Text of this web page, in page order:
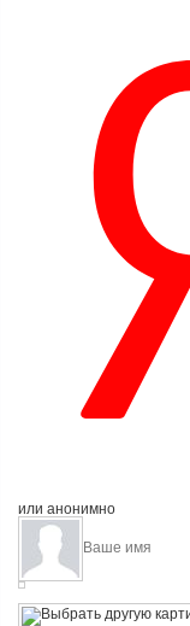
или анонимно